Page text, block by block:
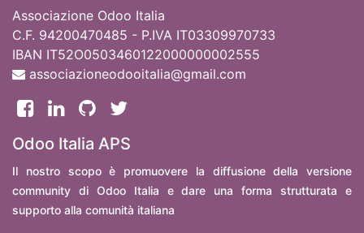
Associazione Odoo Italia
C.F. 94200470485 - P.IVA IT03309970733
IBAN IT52O0503460122000000002555
associazioneodooitalia@gmail.com
Odoo Italia APS
Il nostro scopo è promuovere la diffusione della versione
community di Odoo Italia e dare una forma strutturata e
supporto alla comunità italiana